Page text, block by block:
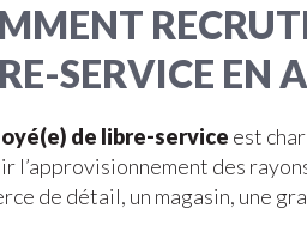
SERVICE EN
de libre-service est
l’approvisionnement des
de détail, un magasin, une